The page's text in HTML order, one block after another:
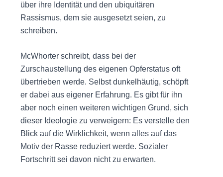
über ihre Identität und den ubiquitären
Rassismus, dem sie ausgesetzt seien, zu
schreiben.
McWhorter schreibt, dass bei der
Zurschaustellung des eigenen Opferstatus oft
übertrieben werde. Selbst dunkelhäutig, schöpft
er dabei aus eigener Erfahrung. Es gibt für ihn
aber noch einen weiteren wichtigen Grund, sich
dieser Ideologie zu verweigern: Es verstelle den
Blick auf die Wirklichkeit, wenn alles auf das
Motiv der Rasse reduziert werde. Sozialer
Fortschritt sei davon nicht zu erwarten.